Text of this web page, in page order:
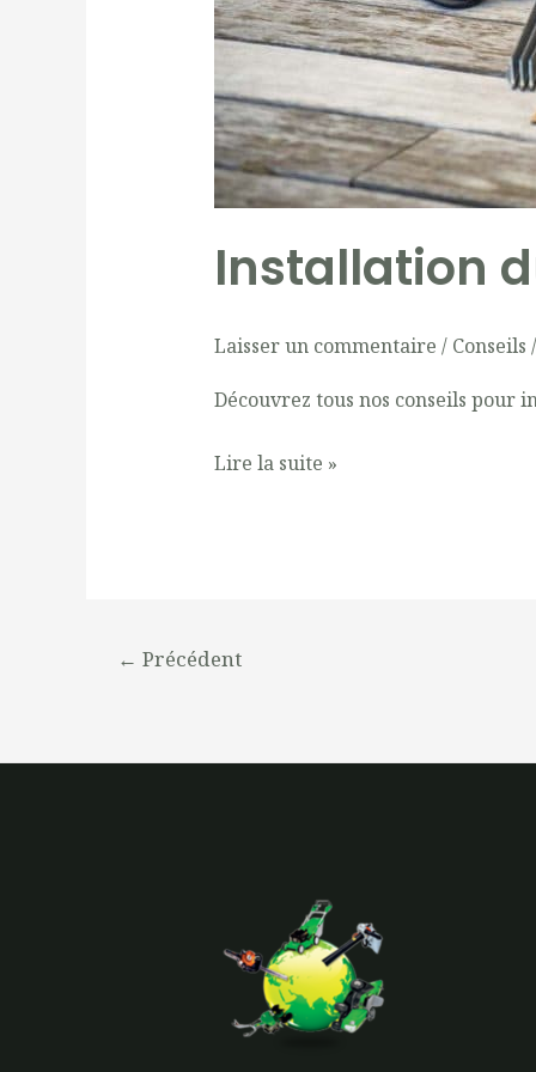
Installation
Laisser un commentaire / Conseils /
Découvrez tous nos conseils pour
Lire la suite »
← Précédent